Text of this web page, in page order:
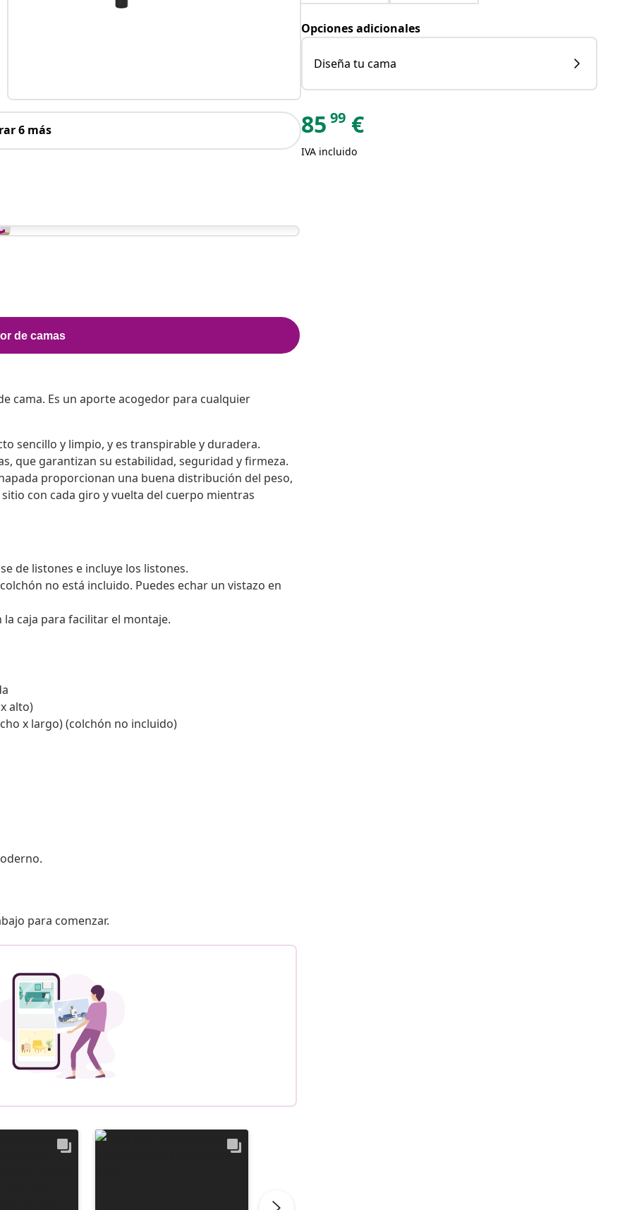
6 más
cama. Es un aporte acogedor para cualquier
sencillo y limpio, y es transpirable y duradera.
que garantizan su estabilidad, seguridad y firmeza.
proporcionan una buena distribución del peso,
con cada giro y vuelta del cuerpo mientras
de listones e incluye los listones.
no está incluido. Puedes echar un vistazo en
caja para facilitar el montaje.
alto)
x largo) (colchón no incluido)
para comenzar.
Opciones adicionales
Diseña tu cama
85 99 €
IVA incluido